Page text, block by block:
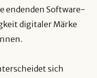
endenden Software-
digitaler Märke
sich